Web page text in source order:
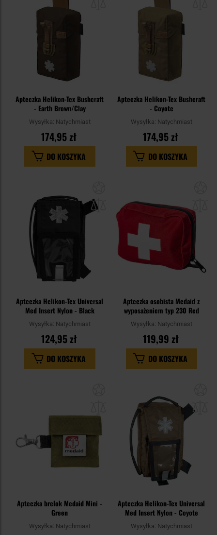
Apteczka Helikon-Tex Bushcraft
- Earth Brown/Clay
Wysyłka: Natychmiast
174,95 zł
DO KOSZYKA
Apteczka Helikon-Tex Bushcraft
- Coyote
Wysyłka: Natychmiast
174,95 zł
DO KOSZYKA
schowka
Apteczka Helikon-Tex Universal
Med Insert Nylon - Black
Wysyłka: Natychmiast
124,95 zł
DO KOSZYKA
Apteczka osobista Medaid z
wyposażeniem typ 230 Red
Wysyłka: Natychmiast
119,99 zł
DO KOSZYKA
schowka
Apteczka brelok Medaid Mini -
Green
Wysyłka: Natychmiast
Apteczka Helikon-Tex Universal
Med Insert Nylon - Coyote
Wysyłka: Natychmiast